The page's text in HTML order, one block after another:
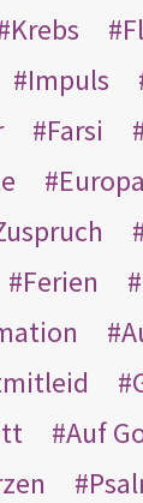
Krebs
Impuls
Farsi
Europa
Ferien
Auf